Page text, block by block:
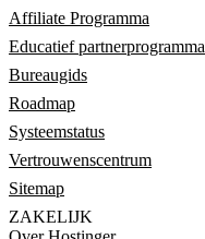
Affiliate Programma
Educatief partnerprogramma
Bureaugids
Roadmap
Systeemstatus
Vertrouwenscentrum
Sitemap
ZAKELIJK